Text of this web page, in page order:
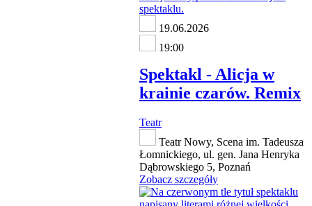
19.06.2026
19:00
Spektakl - Alicja w
krainie czarów. Remix
Teatr
Teatr Nowy, Scena im. Tadeusza
Łomnickiego, ul. gen. Jana Henryka
Dąbrowskiego 5, Poznań
Zobacz szczegóły